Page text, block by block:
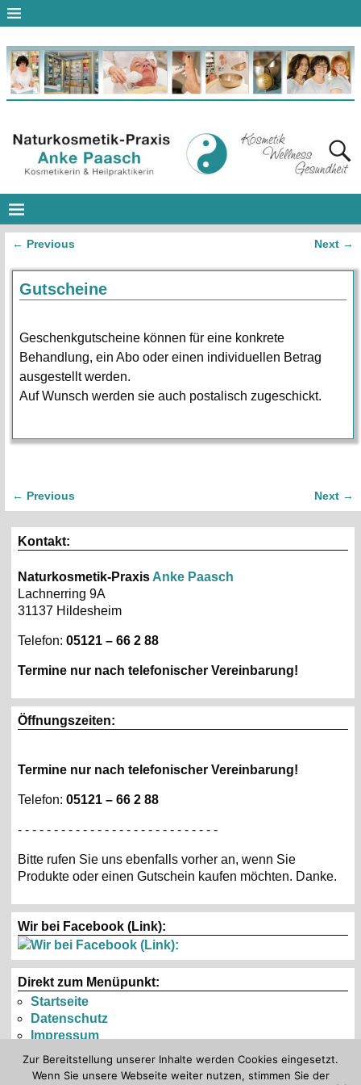
← Previous Next →
Gutscheine
Geschenkgutscheine können für eine konkrete
Behandlung, ein Abo oder einen individuellen Betrag
ausgestellt werden.
Auf Wunsch werden sie auch postalisch zugeschickt.
Artikelnavigation
← Previous Next →
Kontakt:
Naturkosmetik-Praxis Anke Paasch
Lachnerring 9A
31137 Hildesheim
Telefon: 05121 – 66 2 88
Termine nur nach telefonischer Vereinbarung!
Öffnungszeiten:
Termine nur nach telefonischer Vereinbarung!
Telefon: 05121 – 66 2 88
- - - - - - - - - - - - - - - - - - - - - - - - - - - -
Bitte rufen Sie uns ebenfalls vorher an, wenn Sie
Produkte oder einen Gutschein kaufen möchten. Danke.
Wir bei Facebook (Link):
Direkt zum Menüpunkt:
Startseite
Datenschutz
Impressum
Zur Bereitstellung unserer Inhalte werden Cookies eingesetzt.
Wenn Sie unsere Webseite weiter nutzen, stimmen Sie der